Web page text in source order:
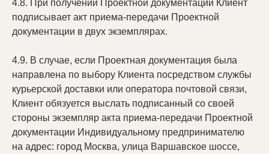
4.8. При получении Проектной документации Клиент
подписывает акт приема-передачи Проектной
документации в двух экземплярах.
4.9. В случае, если Проектная документация была
направлена по выбору Клиента посредством службы
курьерской доставки или оператора почтовой связи,
Клиент обязуется выслать подписанный со своей
стороны экземпляр акта приема-передачи Проектной
документации Индивидуальному предпринимателю
на адрес: город Москва, улица Варшавское шоссе,